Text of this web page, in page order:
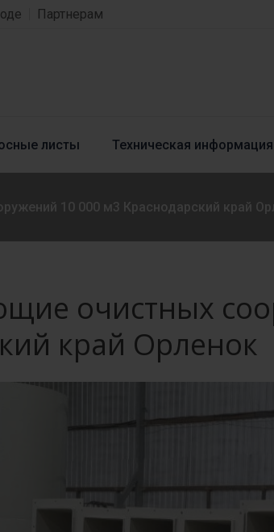
Партнерам
листы Техническая информация
10 000 м3 Краснодарский край
очистных
край Орленок